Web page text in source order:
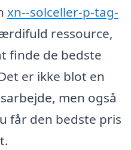
xn--solceller-p-tag-
ressource,
finde de bedste
er ikke blot en
men også
får den bedste pris